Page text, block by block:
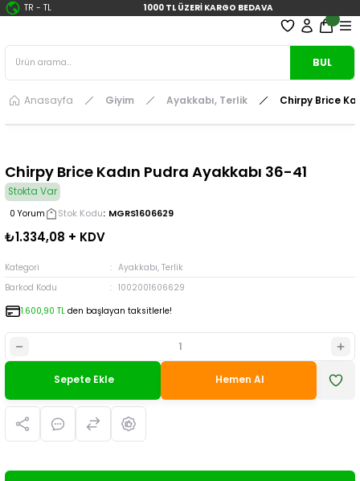
TR - TL 1000 TL ÜZERİ KARGO BEDAVA
BUL
Anasayfa Giyim Ayakkabı, Terlik Chirpy Brice
Chirpy Brice Kadın Pudra Ayakkabı 36-41
Stokta Var
0 Yorum Stok Kodu MGRS1606629
₺1.334,08 + KDV
Kategori
Ayakkabı, Terlik
Barkod Kodu
1002001606629
1.600,90 TL den başlayan taksitlerle!
Sepete Ekle Hemen Al